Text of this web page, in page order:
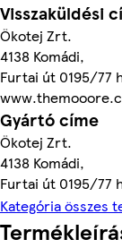
Visszaküldési
Ökotej Zrt.
4138 Komádi,
Furtai út 0195/77
Gyártó címe
Ökotej Zrt.
4138 Komádi,
Furtai út 0195/77
Kategória összes